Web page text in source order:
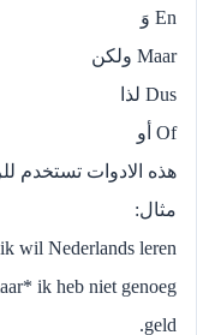
En وَ
Maar ولكن
Dus لذا
Of أو
هذه الادوات تستخدم
مثال:
wil Nederlands leren.
ik heb niet genoeg
geld.